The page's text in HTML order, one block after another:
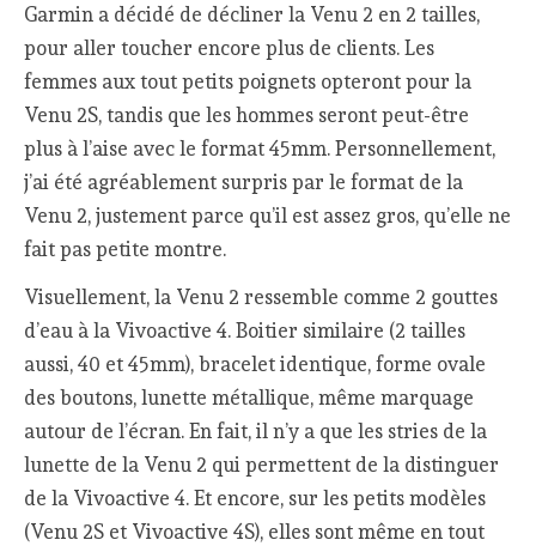
Garmin a décidé de décliner la Venu 2 en 2 tailles,
pour aller toucher encore plus de clients. Les
femmes aux tout petits poignets opteront pour la
Venu 2S, tandis que les hommes seront peut-être
plus à l’aise avec le format 45mm. Personnellement,
j’ai été agréablement surpris par le format de la
Venu 2, justement parce qu’il est assez gros, qu’elle ne
fait pas petite montre.
Visuellement, la Venu 2 ressemble comme 2 gouttes
d’eau à la Vivoactive 4. Boitier similaire (2 tailles
aussi, 40 et 45mm), bracelet identique, forme ovale
des boutons, lunette métallique, même marquage
autour de l’écran. En fait, il n’y a que les stries de la
lunette de la Venu 2 qui permettent de la distinguer
de la Vivoactive 4. Et encore, sur les petits modèles
(Venu 2S et Vivoactive 4S), elles sont même en tout